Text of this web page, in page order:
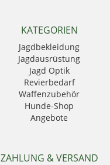
GPO
Härkila
HikMicro
Hubertus
Kahles
Krawattendackel
Leica
Mauser
Mjoelner Hunting
NRA Fud
KATEGORIEN
Jagdbekleidung
Jagdausrüstung
Jagd Optik
Revierbedarf
Waffenzubehör
Hunde-Shop
Angebote
ZAHLUNG & VERSAND